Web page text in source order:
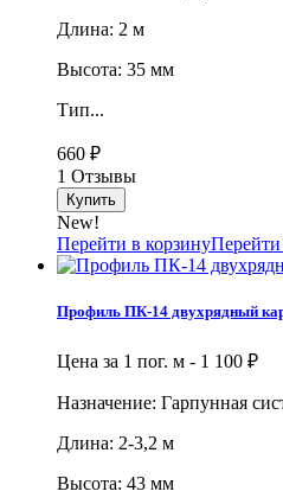
Длина: 2 м
Высота: 35 мм
Тип...
660 ₽
1 Отзывы
New!
Перейти в корзинуПерейти
Профиль ПК-14 двухрядный
Цена за 1 пог. м - 1 100 ₽
Назначение: Гарпунная
Длина: 2-3,2 м
Высота: 43 мм